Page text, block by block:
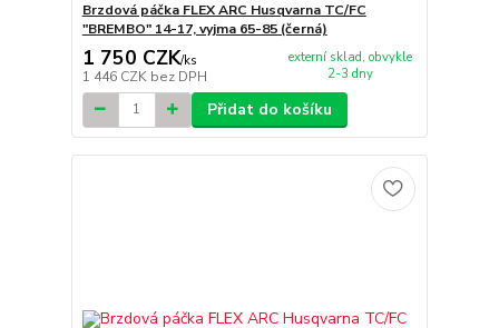
Brzdová páčka FLEX ARC Husqvarna TC/FC
"BREMBO" 14-17, vyjma 65-85 (černá)
1 750 CZK/ks
1 446 CZK bez DPH
externí sklad, obvykle
2-3 dny
Přidat do košíku